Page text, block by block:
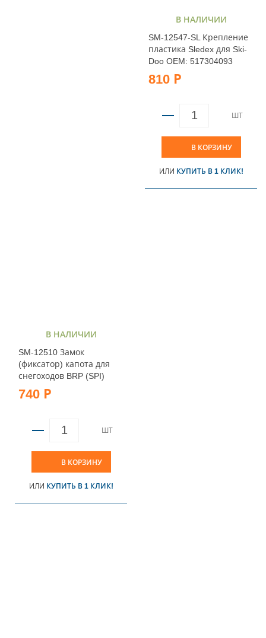
В НАЛИЧИИ
SM-12547-SL Крепление
пластика Sledex для Ski-
Doo OEM: 517304093
810 Р
ШТ
В КОРЗИНУ
ИЛИ КУПИТЬ В 1 КЛИК!
В НАЛИЧИИ
SM-12510 Замок
(фиксатор) капота для
снегоходов BRP (SPI)
740 Р
ШТ
В КОРЗИНУ
ИЛИ КУПИТЬ В 1 КЛИК!